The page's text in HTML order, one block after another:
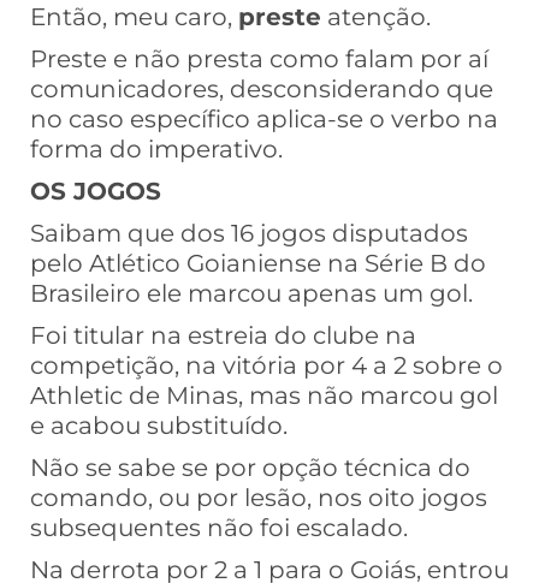
Então, meu caro, preste atenção.
Preste e não presta como falam por aí
comunicadores, desconsiderando que
no caso específico aplica-se o verbo na
forma do imperativo.
OS JOGOS
Saibam que dos 16 jogos disputados
pelo Atlético Goianiense na Série B do
Brasileiro ele marcou apenas um gol.
Foi titular na estreia do clube na
competição, na vitória por 4 a 2 sobre o
Athletic de Minas, mas não marcou gol
e acabou substituído.
Não se sabe se por opção técnica do
comando, ou por lesão, nos oito jogos
subsequentes não foi escalado.
Na derrota por 2 a 1 para o Goiás, entrou